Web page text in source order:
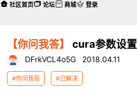
【你问我答】 cura参数设置
DFrkVCL4o5G 2018.04.11
#你问我答 #已解决
社区首页 论坛 商城 登录